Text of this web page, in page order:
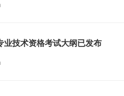
业技术资格考试大纲已发布